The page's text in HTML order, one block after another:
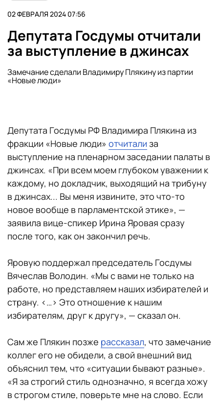
02 ФЕВРАЛЯ 2024 07:56
Депутата Госдумы отчитали
за выступление в джинсах
Замечание сделали Владимиру Плякину из партии
«Новые люди»
Депутата Госдумы РФ Владимира Плякина из
фракции «Новые люди» отчитали за
выступление на пленарном заседании палаты в
джинсах. «При всем моем глубоком уважении к
каждому, но докладчик, выходящий на трибуну
в джинсах... Вы меня извините, это что-то
новое вообще в парламентской этике», —
заявила вице-спикер Ирина Яровая сразу
после того, как он закончил речь.
Яровую поддержал председатель Госдумы
Вячеслав Володин. «Мы с вами не только на
работе, но представляем наших избирателей и
страну. <…> Это отношение к нашим
избирателям, друг к другу», — сказал он.
Сам же Плякин позже рассказал, что замечание
коллег его не обидели, а свой внешний вид
объяснил тем, что «ситуации бывают разные».
«Я за строгий стиль однозначно, я всегда хожу
в строгом стиле, поверьте мне на слово. Если